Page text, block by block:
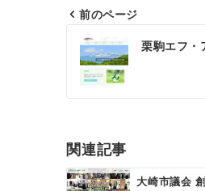
稿
ゲ
ー
前のページ
栗駒エフ・
関連記事
大崎市議会